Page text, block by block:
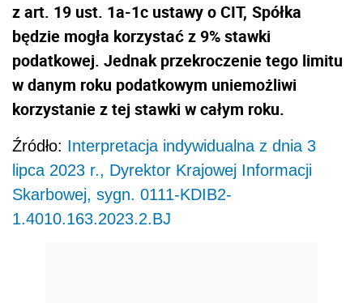
z art. 19 ust. 1a-1c ustawy o CIT, Spółka
będzie mogła korzystać z 9% stawki
podatkowej. Jednak przekroczenie tego limitu
w danym roku podatkowym uniemożliwi
korzystanie z tej stawki w całym roku.
Źródło: Interpretacja indywidualna z dnia 3
lipca 2023 r., Dyrektor Krajowej Informacji
Skarbowej, sygn. 0111-KDIB2-
1.4010.163.2023.2.BJ